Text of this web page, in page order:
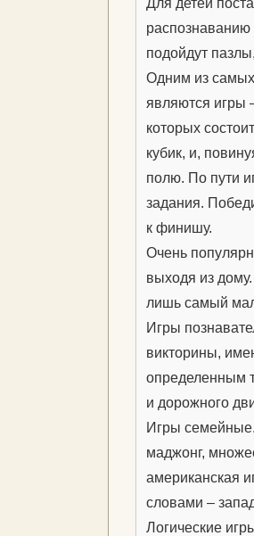
распознаванию
подойдут
Одним из самых
являются игры
которых
кубик, и,
полю. По пути
задания.
к финишу.
Очень
выходя из
лишь самый
Игры
викторины,
определенным
и дорожного
Игры
маджонг,
американская
словами –
Логические